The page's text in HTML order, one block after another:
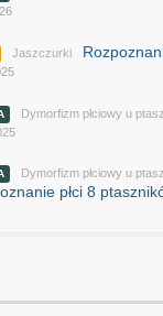
Jaszczurki
Dymorfizm płciowy u
Dymorfizm płciowy u
płci 8